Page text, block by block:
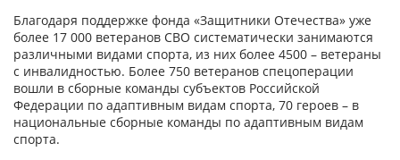
Благодаря поддержке фонда «Защитники Отечества» уже
более 17 000 ветеранов СВО систематически занимаются
различными видами спорта, из них более 4500 – ветераны
с инвалидностью. Более 750 ветеранов спецоперации
вошли в сборные команды субъектов Российской
Федерации по адаптивным видам спорта, 70 героев – в
национальные сборные команды по адаптивным видам
спорта.